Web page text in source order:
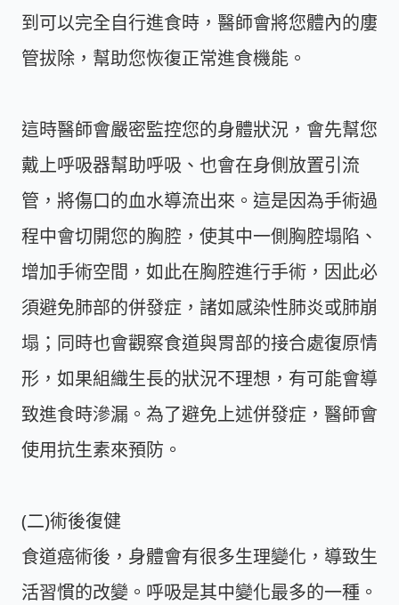
到可以完全自行進食時，醫師會將您體內的廔
管拔除，幫助您恢復正常進食機能。
這時醫師會嚴密監控您的身體狀況，會先幫您
戴上呼吸器幫助呼吸、也會在身側放置引流
管，將傷口的血水導流出來。這是因為手術過
程中會切開您的胸腔，使其中一側胸腔塌陷、
增加手術空間，如此在胸腔進行手術，因此必
須避免肺部的併發症，諸如感染性肺炎或肺崩
塌；同時也會觀察食道與胃部的接合處復原情
形，如果組織生長的狀況不理想，有可能會導
致進食時滲漏。為了避免上述併發症，醫師會
使用抗生素來預防。
(二)術後復健
食道癌術後，身體會有很多生理變化，導致生
活習慣的改變。呼吸是其中變化最多的一種。